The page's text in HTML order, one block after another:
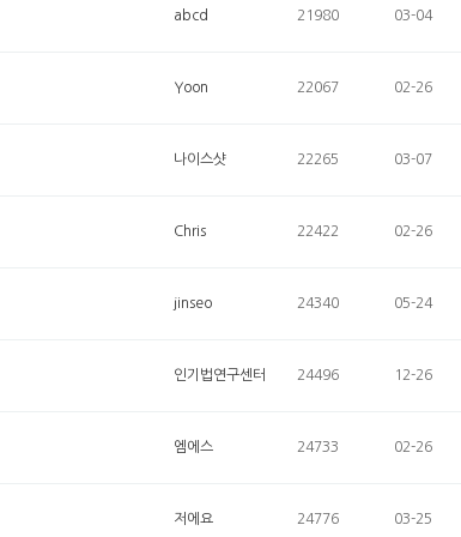
abcd 21980 03-04
Yoon 22067 02-26
나이스샷 22265 03-07
Chris 22422 02-26
jinseo 24340 05-24
인기법연구센터 24496 12-26
엠에스 24733 02-26
저에요 24776 03-25